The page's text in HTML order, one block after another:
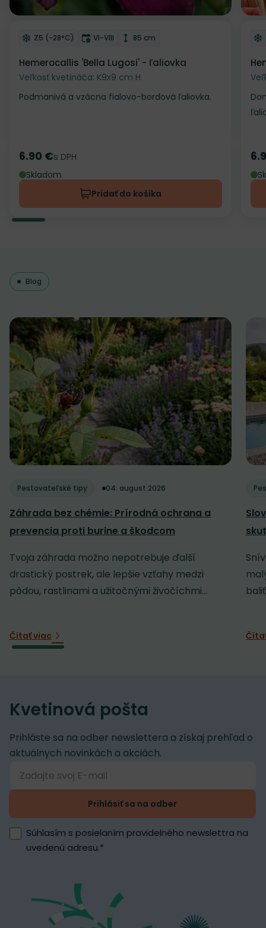
Odober do zoznamu želaní
Mrazuvzdornosť
Z5 (-28°C) Doba kvitnutia
VI-VIII Výška rastliny
85 cm
Hemerocallis 'Bella Lugosi' - ľaliovka
Veľkosť kvetináča: K9x9 cm H
Podmanivá a vzácna fialovo-bordová ľaliovka.
Cena
6.90 €s DPH
Skladom
Pridať do košíka
Blog
Pestovateľské tipy 04. august 2026
Záhrada bez chémie: Prírodná ochrana a
prevencia proti burine a škodcom
Tvoja záhrada možno nepotrebuje ďalší
drastický postrek, ale lepšie vzťahy medzi
pôdou, rastlinami a užitočnými živočíchmi...
Čítať viac
Kvetinová pošta
Prihláste sa na odber newslettera a získaj prehľad o
aktuálnych novinkách a akciách.
Prihlásiť sa na odber
Súhlasím s posielaním pravidelného newslettra na
uvedenú adresu.*